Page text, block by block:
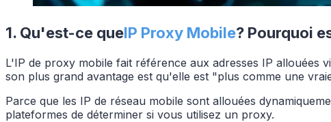
1. Qu'est-ce queIP Proxy Mobile? Pourquoi
L'IP de proxy mobile fait référence aux adresses IP allouées
son plus grand avantage est qu'elle est "plus comme une
Parce que les IP de réseau mobile sont allouées
plateformes de déterminer si vous utilisez un proxy.